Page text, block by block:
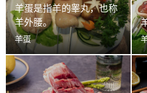
羊蛋是指羊的睾丸，也称
羊外腰。
羊蛋